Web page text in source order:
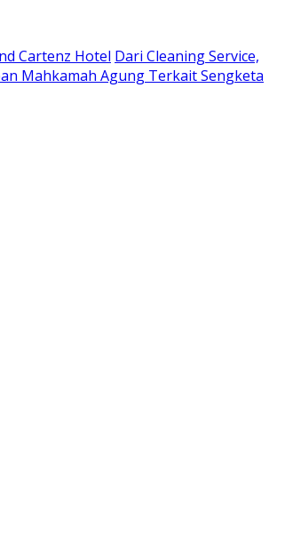
Cartenz Hotel Dari Cleaning Service,
Mahkamah Agung Terkait Sengketa